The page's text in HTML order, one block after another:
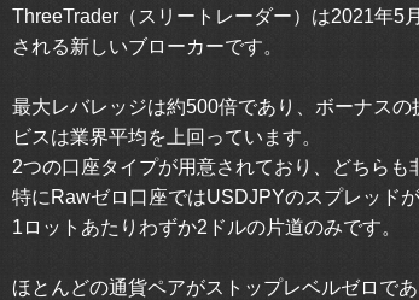
ThreeTrader（スリートレーダー）は2021年5
される新しいブローカーです。
最大レバレッジは約500倍であり、ボーナス
ビスは業界平均を上回っています。
2つの口座タイプが用意されており、どちらも
特にRawゼロ口座ではUSDJPYのスプレッド
1ロットあたりわずか2ドルの片道のみです。
ほとんどの通貨ペアがストップレベルゼロで